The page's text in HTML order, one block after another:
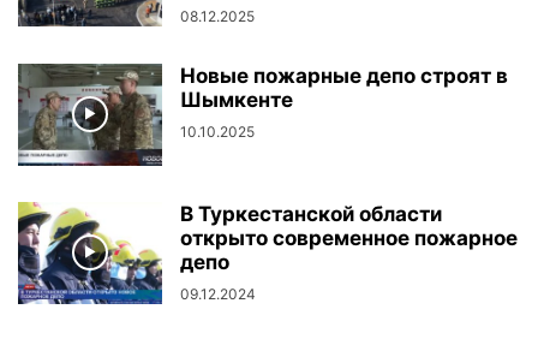
08.12.2025
Новые пожарные депо строят в
Шымкенте
10.10.2025
В Туркестанской области
открыто современное пожарное
депо
09.12.2024